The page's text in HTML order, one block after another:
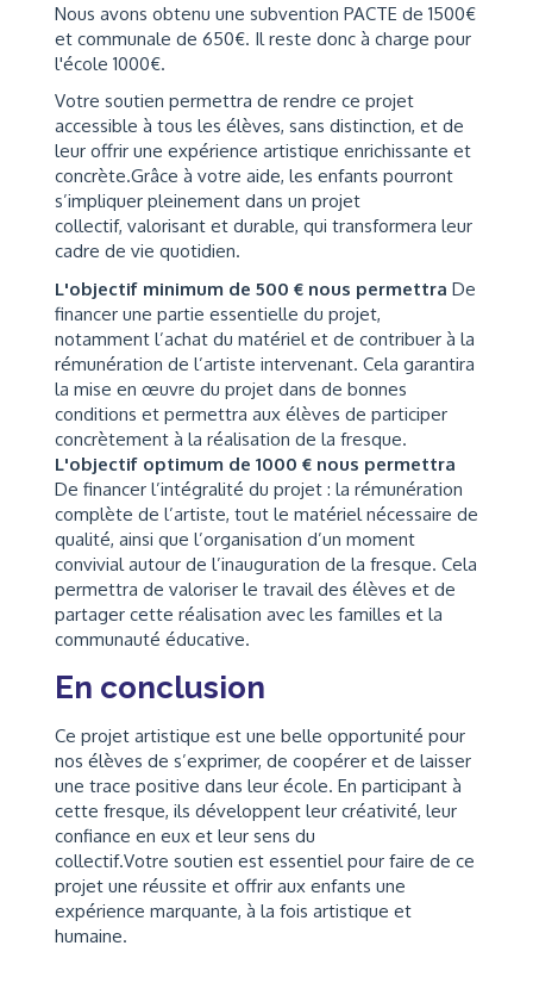
Nous avons obtenu une subvention PACTE de 1500€
et communale de 650€. Il reste donc à charge pour
l'école 1000€.
Votre soutien permettra de rendre ce projet
accessible à tous les élèves, sans distinction, et de
leur offrir une expérience artistique enrichissante et
concrète.Grâce à votre aide, les enfants pourront
s’impliquer pleinement dans un projet
collectif, valorisant et durable, qui transformera leur
cadre de vie quotidien.
L'objectif minimum de 500 € nous permettra De
financer une partie essentielle du projet,
notamment l’achat du matériel et de contribuer à la
rémunération de l’artiste intervenant. Cela garantira
la mise en œuvre du projet dans de bonnes
conditions et permettra aux élèves de participer
concrètement à la réalisation de la fresque.
L'objectif optimum de 1000 € nous permettra
De financer l’intégralité du projet : la rémunération
complète de l’artiste, tout le matériel nécessaire de
qualité, ainsi que l’organisation d’un moment
convivial autour de l’inauguration de la fresque. Cela
permettra de valoriser le travail des élèves et de
partager cette réalisation avec les familles et la
communauté éducative.
En conclusion
Ce projet artistique est une belle opportunité pour
nos élèves de s’exprimer, de coopérer et de laisser
une trace positive dans leur école. En participant à
cette fresque, ils développent leur créativité, leur
confiance en eux et leur sens du
collectif.Votre soutien est essentiel pour faire de ce
projet une réussite et offrir aux enfants une
expérience marquante, à la fois artistique et
humaine.